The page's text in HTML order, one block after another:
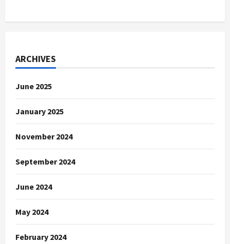
ARCHIVES
June 2025
January 2025
November 2024
September 2024
June 2024
May 2024
February 2024